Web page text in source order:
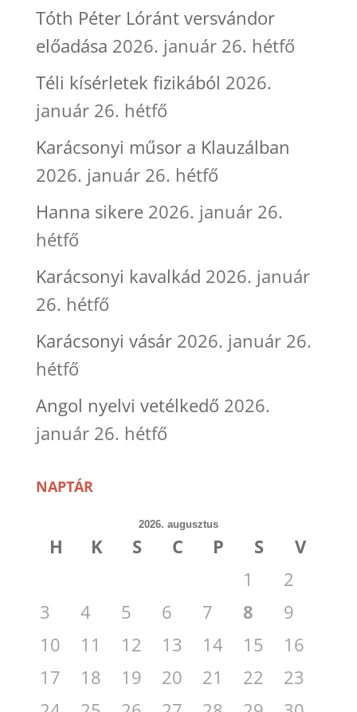
Tóth Péter Lóránt versvándor
előadása 2026. január 26. hétfő
Téli kísérletek fizikából 2026.
január 26. hétfő
Karácsonyi műsor a Klauzálban
2026. január 26. hétfő
Hanna sikere 2026. január 26.
hétfő
Karácsonyi kavalkád 2026. január
26. hétfő
Karácsonyi vásár 2026. január 26.
hétfő
Angol nyelvi vetélkedő 2026.
január 26. hétfő
NAPTÁR
2026. augusztus
H K S C P S
V
1
2
3
4 5 6 7 8
9
10
11 12 13 14 15
16
17
18 19 20 21 22
23